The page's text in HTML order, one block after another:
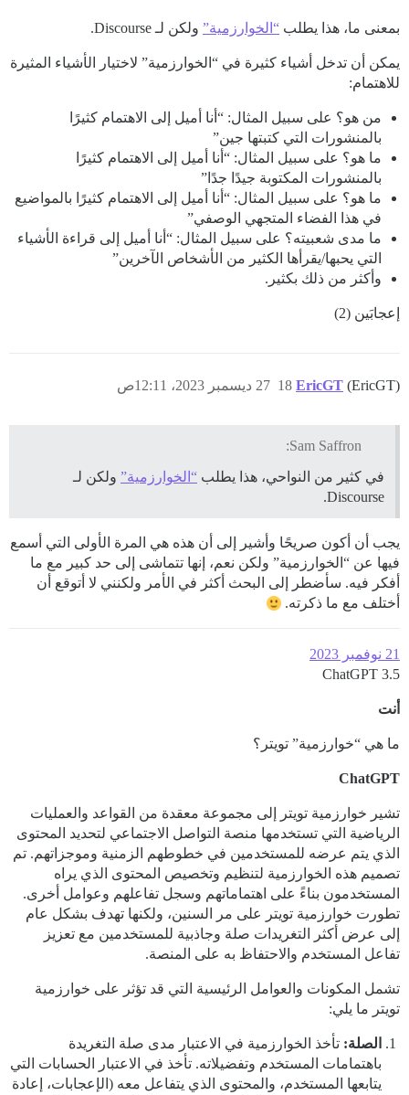
بمعنى ما، هذا يطلب “الخوارزمية” ولكن لـ Discourse.
يمكن أن تدخل أشياء كثيرة في “الخوارزمية” لاختيار الأشياء المثيرة
للاهتمام:
من هو؟ على سبيل المثال: “أنا أميل إلى الاهتمام كثيرًا
بالمنشورات التي كتبتها جين”
ما هو؟ على سبيل المثال: “أنا أميل إلى الاهتمام كثيرًا
بالمنشورات المكتوبة جيدًا جدًا”
ما هو؟ على سبيل المثال: “أنا أميل إلى الاهتمام كثيرًا بالمواضيع
في هذا الفضاء المتجهي الوصفي”
ما مدى شعبيته؟ على سبيل المثال: “أنا أميل إلى قراءة الأشياء
التي يحبها/يقرأها الكثير من الأشخاص الآخرين”
وأكثر من ذلك بكثير.
إعجابَين (2)
EricGT (EricGT) 27 ديسمبر 2023، 12:11ص 18
Sam Saffron:
في كثير من النواحي، هذا يطلب “الخوارزمية” ولكن لـ
Discourse.
يجب أن أكون صريحًا وأشير إلى أن هذه هي المرة الأولى التي أسمع
فيها عن “الخوارزمية” ولكن نعم، إنها تتماشى إلى حد كبير مع ما
أفكر فيه. سأضطر إلى البحث أكثر في الأمر ولكنني لا أتوقع أن
أختلف مع ما ذكرته.
21 نوفمبر 2023
ChatGPT 3.5
أنت
ما هي “خوارزمية” تويتر؟
ChatGPT
تشير خوارزمية تويتر إلى مجموعة معقدة من القواعد والعمليات
الرياضية التي تستخدمها منصة التواصل الاجتماعي لتحديد المحتوى
الذي يتم عرضه للمستخدمين في خطوطهم الزمنية وموجزاتهم. تم
تصميم هذه الخوارزمية لتنظيم وتخصيص المحتوى الذي يراه
المستخدمون بناءً على اهتماماتهم وسجل تفاعلهم وعوامل أخرى.
تطورت خوارزمية تويتر على مر السنين، ولكنها تهدف بشكل عام
إلى عرض أكثر التغريدات صلة وجاذبية للمستخدمين مع تعزيز
تفاعل المستخدم والاحتفاظ به على المنصة.
تشمل المكونات والعوامل الرئيسية التي قد تؤثر على خوارزمية
تويتر ما يلي:
الصلة: تأخذ الخوارزمية في الاعتبار مدى صلة التغريدة
باهتمامات المستخدم وتفضيلاته. تأخذ في الاعتبار الحسابات التي
يتابعها المستخدم، والمحتوى الذي يتفاعل معه (الإعجابات، إعادة